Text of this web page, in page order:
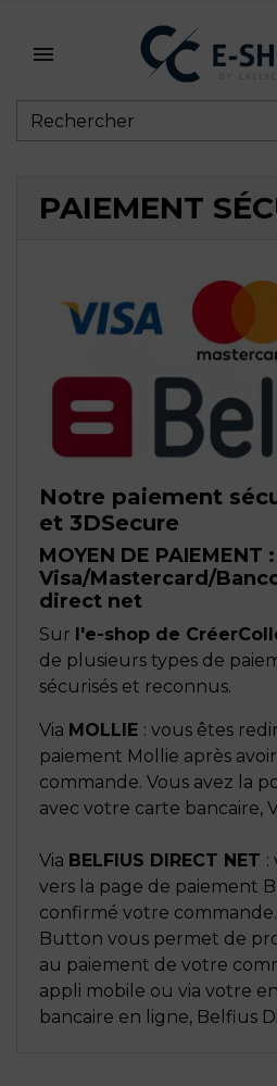

PAIEMENT
Notre paiement
et 3DSecure
MOYEN DE PAIEMENT :
Visa/Mastercard/
direct net
Sur l'e-shop de
de plusieurs types de
sécurisés et reconnus.
Via MOLLIE : vous êtes
paiement Mollie après
commande. Vous avez la
avec votre carte bancaire,
Via BELFIUS DIRECT NET :
vers la page de paiement
confirmé votre commande.
Button vous permet de
au paiement de votre
appli mobile ou via votre
bancaire en ligne, Belfius